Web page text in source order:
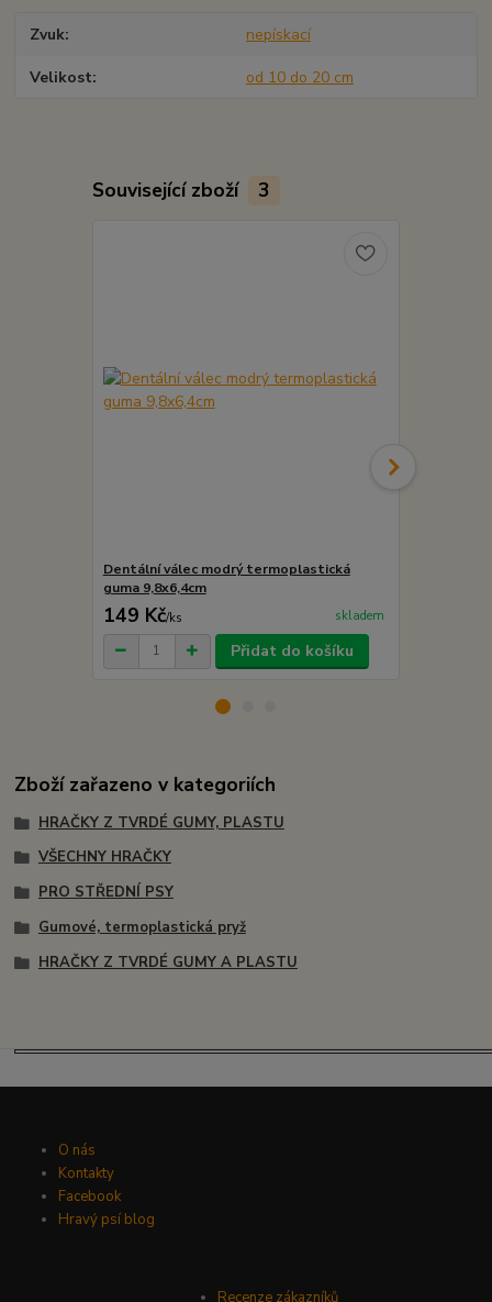
Zvuk nepískací
Velikost od 10 do 20 cm
Související zboží 3
Dentální válec modrý termoplastická
guma 9,8x6,4cm
149 Kč/ks skladem
Přidat do košíku
Zboží zařazeno v kategoriích
HRAČKY Z TVRDÉ GUMY, PLASTU
VŠECHNY HRAČKY
PRO STŘEDNÍ PSY
Gumové, termoplastická pryž
HRAČKY Z TVRDÉ GUMY A PLASTU
O nás
Kontakty
Facebook
Hravý psí blog
Recenze zákazníků